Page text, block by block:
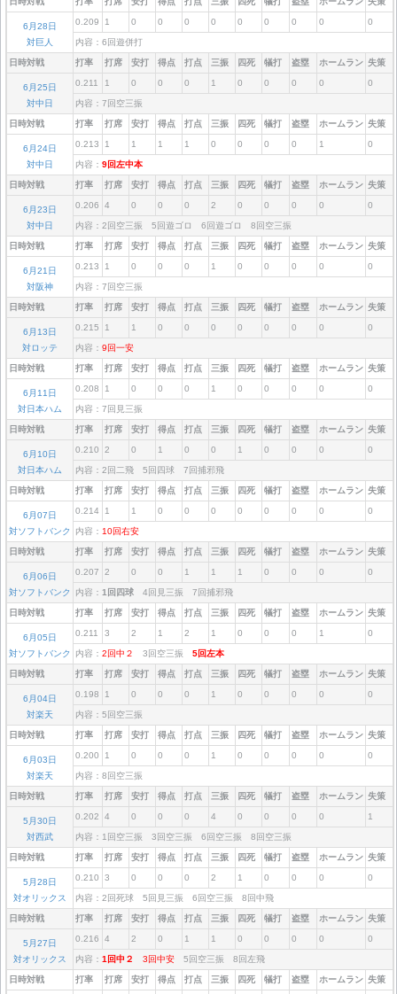
6月28日
対巨人
0.209 1 0 0 0 0 0 0 0 0 0
内容：6回遊併打
日時対戦 打率 打席 安打 得点 打点 三振 四死 犠打 盗塁 ホームラン 失策
6月25日
対中日
0.211 1 0 0 0 1 0 0 0 0 0
内容：7回空三振
日時対戦 打率 打席 安打 得点 打点 三振 四死 犠打 盗塁 ホームラン 失策
6月24日
対中日
0.213 1 1 1 1 0 0 0 0 1 0
内容： 9回左中本
日時対戦 打率 打席 安打 得点 打点 三振 四死 犠打 盗塁 ホームラン 失策
6月23日
対中日
0.206 4 0 0 0 2 0 0 0 0 0
内容：2回空三振 5回遊ゴロ 6回遊ゴロ 8回空三振
日時対戦 打率 打席 安打 得点 打点 三振 四死 犠打 盗塁 ホームラン 失策
6月21日
対阪神
0.213 1 0 0 0 1 0 0 0 0 0
内容：7回空三振
日時対戦 打率 打席 安打 得点 打点 三振 四死 犠打 盗塁 ホームラン 失策
6月13日
対ロッテ
0.215 1 1 0 0 0 0 0 0 0 0
内容： 9回一安
日時対戦 打率 打席 安打 得点 打点 三振 四死 犠打 盗塁 ホームラン 失策
6月11日
対日本ハム
0.208 1 0 0 0 1 0 0 0 0 0
内容：7回見三振
日時対戦 打率 打席 安打 得点 打点 三振 四死 犠打 盗塁 ホームラン 失策
6月10日
対日本ハム
0.210 2 0 1 0 0 1 0 0 0 0
内容：2回二飛 5回四球 7回捕邪飛
日時対戦 打率 打席 安打 得点 打点 三振 四死 犠打 盗塁 ホームラン 失策
6月07日
対ソフトバンク
0.214 1 1 0 0 0 0 0 0 0 0
内容： 10回右安
日時対戦 打率 打席 安打 得点 打点 三振 四死 犠打 盗塁 ホームラン 失策
6月06日
対ソフトバンク
0.207 2 0 0 1 1 1 0 0 0 0
内容： 1回四球 4回見三振 7回捕邪飛
日時対戦 打率 打席 安打 得点 打点 三振 四死 犠打 盗塁 ホームラン 失策
6月05日
対ソフトバンク
0.211 3 2 1 2 1 0 0 0 1 0
内容： 2回中２ 3回空三振 5回左本
日時対戦 打率 打席 安打 得点 打点 三振 四死 犠打 盗塁 ホームラン 失策
6月04日
対楽天
0.198 1 0 0 0 1 0 0 0 0 0
内容：5回空三振
日時対戦 打率 打席 安打 得点 打点 三振 四死 犠打 盗塁 ホームラン 失策
6月03日
対楽天
0.200 1 0 0 0 1 0 0 0 0 0
内容：8回空三振
日時対戦 打率 打席 安打 得点 打点 三振 四死 犠打 盗塁 ホームラン 失策
5月30日
対西武
0.202 4 0 0 0 4 0 0 0 0 1
内容：1回空三振 3回空三振 6回空三振 8回空三振
日時対戦 打率 打席 安打 得点 打点 三振 四死 犠打 盗塁 ホームラン 失策
5月28日
対オリックス
0.210 3 0 0 0 2 1 0 0 0 0
内容：2回死球 5回見三振 6回空三振 8回中飛
日時対戦 打率 打席 安打 得点 打点 三振 四死 犠打 盗塁 ホームラン 失策
5月27日
対オリックス
0.216 4 2 0 1 1 0 0 0 0 0
内容： 1回中２ 3回中安 5回空三振 8回左飛
日時対戦 打率 打席 安打 得点 打点 三振 四死 犠打 盗塁 ホームラン 失策